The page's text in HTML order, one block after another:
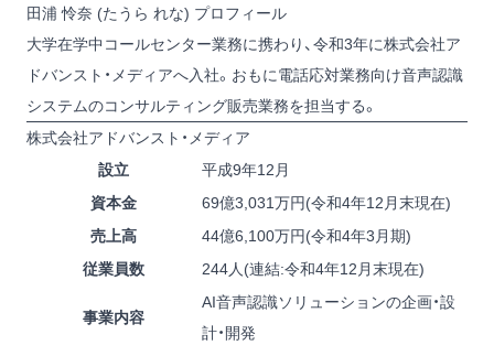
田浦 怜奈 (たうら れな) プロフィール
大学在学中コールセンター業務に携わり、令和3年に株式会社ア
ドバンスト・メディアへ入社。おもに電話応対業務向け音声認識
システムのコンサルティング販売業務を担当する。
株式会社アドバンスト・メディア
設立
平成9年12月
資本金
69億3,031万円(令和4年12月末現在)
売上高
44億6,100万円(令和4年3月期)
従業員数
244人(連結:令和4年12月末現在)
事業内容
AI音声認識ソリューションの企画・設
計・開発